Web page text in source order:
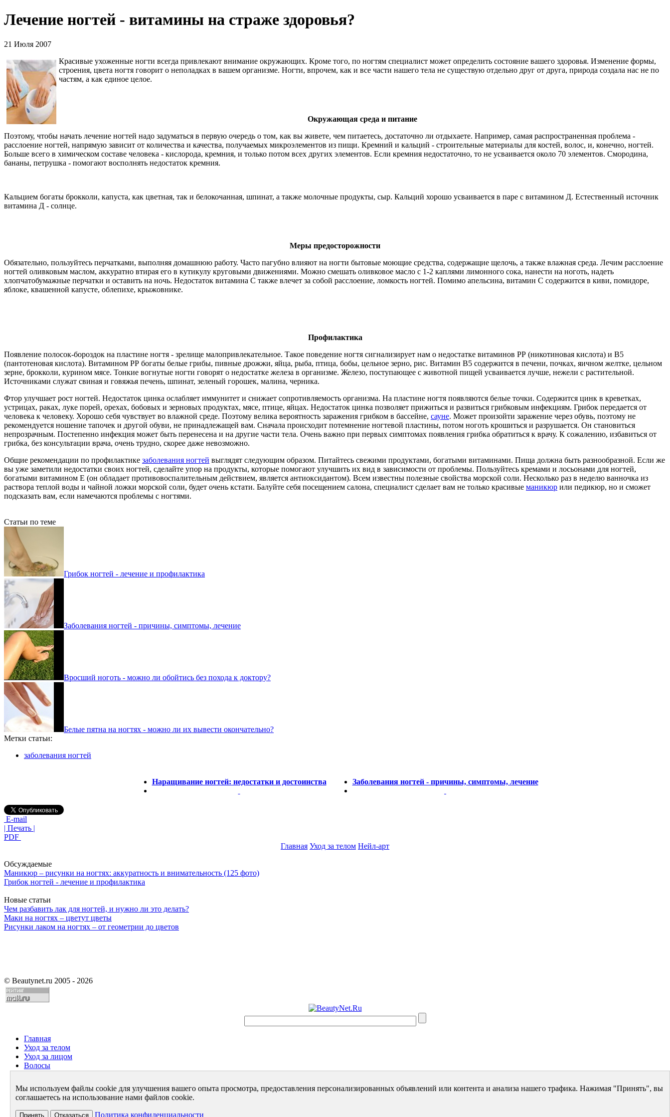
Лечение ногтей - витамины на страже здоровья?
21 Июля 2007
Красивые ухоженные ногти всегда привлекают внимание окружающих. Кроме того, по ногтям специалист может определить состояние вашего здоровья. Изменение формы,
строения, цвета ногтя говорит о неполадках в вашем организме. Ногти, впрочем, как и все части нашего тела не существую отдельно друг от друга, природа создала нас не по
частям, а как единое целое.
Окружающая среда и питание
Поэтому, чтобы начать лечение ногтей надо задуматься в первую очередь о том, как вы живете, чем питаетесь, достаточно ли отдыхаете. Например, самая распространенная проблема -
расслоение ногтей, напрямую зависит от количества и качества, получаемых микроэлементов из пищи. Кремний и кальций - строительные материалы для костей, волос, и, конечно, ногтей.
Больше всего в химическом составе человека - кислорода, кремния, и только потом всех других элементов. Если кремния недостаточно, то не усваивается около 70 элементов. Смородина,
бананы, петрушка - помогают восполнять недостаток кремния.
Кальцием богаты брокколи, капуста, как цветная, так и белокочанная, шпинат, а также молочные продукты, сыр. Кальций хорошо усваивается в паре с витамином Д. Естественный источник
витамина Д - солнце.
Меры предосторожности
Обязательно, пользуйтесь перчатками, выполняя домашнюю работу. Часто пагубно влияют на ногти бытовые моющие средства, содержащие щелочь, а также влажная среда. Лечим расслоение
ногтей оливковым маслом, аккуратно втирая его в кутикулу круговыми движениями. Можно смешать оливковое масло с 1-2 каплями лимонного сока, нанести на ноготь, надеть
хлопчатобумажные перчатки и оставить на ночь. Недостаток витамина С также влечет за собой расслоение, ломкость ногтей. Помимо апельсина, витамин С содержится в киви, помидоре,
яблоке, квашенной капусте, облепихе, крыжовнике.
Профилактика
Появление полосок-бороздок на пластине ногтя - зрелище малопривлекательное. Такое поведение ногтя сигнализирует нам о недостатке витаминов РР (никотиновая кислота) и В5
(пантотеновая кислота). Витамином РР богаты белые грибы, пивные дрожжи, яйца, рыба, птица, бобы, цельное зерно, рис. Витамин В5 содержится в печени, почках, яичном желтке, цельном
зерне, брокколи, курином мясе. Тонкие вогнутые ногти говорят о недостатке железа в организме. Железо, поступающее с животной пищей усваивается лучше, нежели с растительной.
Источниками служат свиная и говяжья печень, шпинат, зеленый горошек, малина, черника.
Фтор улучшает рост ногтей. Недостаток цинка ослабляет иммунитет и снижает сопротивляемость организма. На пластине ногтя появляются белые точки. Содержится цинк в креветках,
устрицах, раках, луке порей, орехах, бобовых и зерновых продуктах, мясе, птице, яйцах. Недостаток цинка позволяет прижиться и развиться грибковым инфекциям. Грибок передается от
человека к человеку. Хорошо себя чувствует во влажной среде. Поэтому велика вероятность заражения грибком в бассейне, сауне. Может произойти заражение через обувь, поэтому не
рекомендуется ношение тапочек и другой обуви, не принадлежащей вам. Сначала происходит потемнение ногтевой пластины, потом ноготь крошиться и разрушается. Он становиться
непрозрачным. Постепенно инфекция может быть перенесена и на другие части тела. Очень важно при первых симптомах появления грибка обратиться к врачу. К сожалению, избавиться от
грибка, без консультации врача, очень трудно, скорее даже невозможно.
Общие рекомендации по профилактике заболевания ногтей выглядят следующим образом. Питайтесь свежими продуктами, богатыми витаминами. Пища должна быть разнообразной. Если же
вы уже заметили недостатки своих ногтей, сделайте упор на продукты, которые помогают улучшить их вид в зависимости от проблемы. Пользуйтесь кремами и лосьонами для ногтей,
богатыми витамином Е (он обладает противовоспалительным действием, является антиоксидантом). Всем известны полезные свойства морской соли. Несколько раз в неделю ванночка из
раствора теплой воды и чайной ложки морской соли, будет очень кстати. Балуйте себя посещением салона, специалист сделает вам не только красивые маникюр или педикюр, но и сможет
подсказать вам, если намечаются проблемы с ногтями.
Статьи по теме
Грибок ногтей - лечение и профилактика
Заболевания ногтей - причины, симптомы, лечение
Вросший ноготь - можно ли обойтись без похода к доктору?
Белые пятна на ногтях - можно ли их вывести окончательно?
Метки статьи:
заболевания ногтей
Наращивание ногтей: недостатки и достоинства Заболевания ногтей - причины, симптомы, лечение
E-mail
| Печать |
PDF
Главная Уход за телом Нейл-арт
Обсуждаемые
Маникюр – рисунки на ногтях: аккуратность и внимательность (125 фото)
Грибок ногтей - лечение и профилактика
Новые статьи
Чем разбавить лак для ногтей, и нужно ли это делать?
Маки на ногтях – цветут цветы
Рисунки лаком на ногтях – от геометрии до цветов
© Beautynet.ru 2005 - 2026
Главная
Уход за телом
Уход за лицом
Волосы
Диета
Стиль и имидж
Архив
Мы используем файлы cookie для улучшения вашего опыта просмотра, предоставления персонализированных объявлений или контента и анализа нашего трафика. Нажимая "Принять", вы
соглашаетесь на использование нами файлов cookie.
Принять Отказаться Политика конфиденциальности